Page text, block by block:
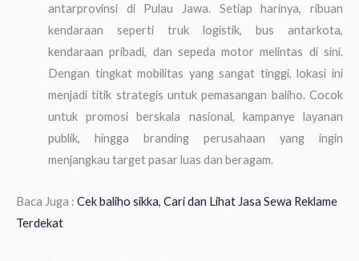
antarprovinsi di Pulau Jawa. Setiap harinya, ribuan
kendaraan seperti truk logistik, bus antarkota,
kendaraan pribadi, dan sepeda motor melintas di sini.
Dengan tingkat mobilitas yang sangat tinggi, lokasi ini
menjadi titik strategis untuk pemasangan baliho. Cocok
untuk promosi berskala nasional, kampanye layanan
publik, hingga branding perusahaan yang ingin
menjangkau target pasar luas dan beragam.
Baca Juga : Cek baliho sikka, Cari dan Lihat Jasa Sewa Reklame
Terdekat